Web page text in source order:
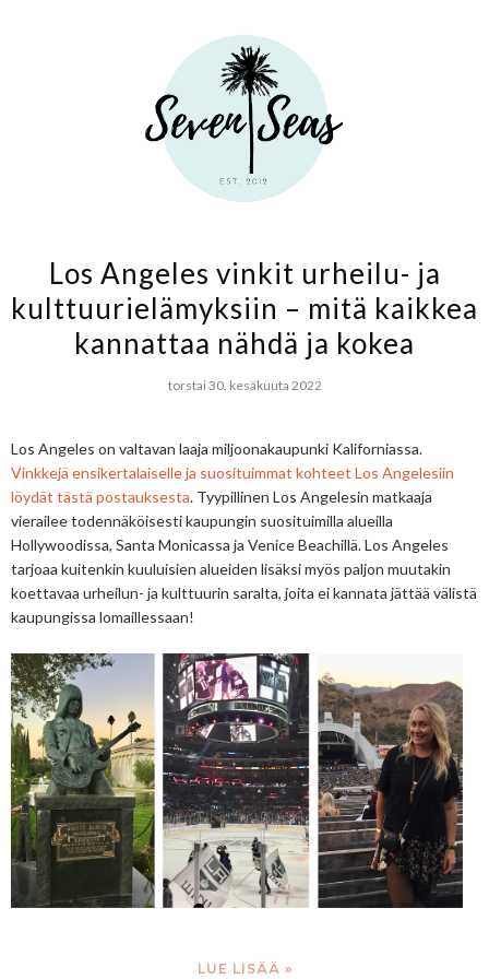
Los Angeles vinkit urheilu- ja
kulttuurielämyksiin – mitä kaikkea
kannattaa nähdä ja kokea
torstai 30. kesäkuuta 2022
Los Angeles on valtavan laaja miljoonakaupunki Kaliforniassa.
Vinkkejä ensikertalaiselle ja suosituimmat kohteet Los Angelesiin
löydät tästä postauksesta. Tyypillinen Los Angelesin matkaaja
vierailee todennäköisesti kaupungin suosituimilla alueilla
Hollywoodissa, Santa Monicassa ja Venice Beachillä. Los Angeles
tarjoaa kuitenkin kuuluisien alueiden lisäksi myös paljon muutakin
koettavaa urheilun- ja kulttuurin saralta, joita ei kannata jättää välistä
kaupungissa lomaillessaan!
LUE LISÄÄ »